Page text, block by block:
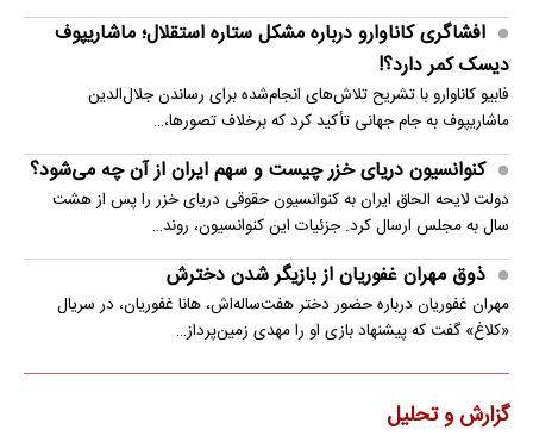
افشاگری کاناوارو درباره مشکل ستاره استقلال؛ ماشاریپوف
دیسک کمر دارد؟!
فابیو کاناوارو با تشریح تلاش‌های انجام‌شده برای رساندن جلال‌الدین
ماشاریپوف به جام جهانی تأکید کرد که برخلاف تصورها،…
کنوانسیون دریای خزر چیست و سهم ایران از آن چه می‌شود؟
دولت لایحه الحاق ایران به کنوانسیون حقوقی دریای خزر را پس از هشت
سال به مجلس ارسال کرد. جزئیات این کنوانسیون، روند…
ذوق مهران غفوریان از بازیگر شدن دخترش
مهران غفوریان درباره حضور دختر هفت‌ساله‌اش، هانا غفوریان، در سریال
«کلاغ» گفت که پیشنهاد بازی او را مهدی زمین‌پرداز…
گزارش و تحلیل